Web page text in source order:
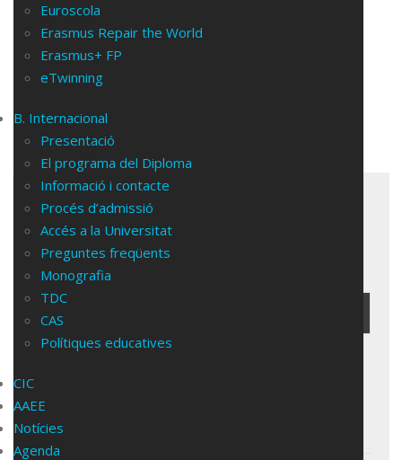
Euroscola
Erasmus Repair the World
Erasmus+ FP
eTwinning
B. Internacional
Presentació
El programa del Diploma
Informació i contacte
Procés d’admissió
Accés a la Universitat
Preguntes freqüents
Monografia
TDC
CAS
Polítiques educatives
CIC
AAEE
Notícies
Agenda
CERCA
CATEGORIES
AAEE